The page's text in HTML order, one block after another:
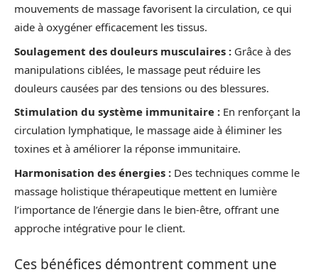
mouvements de massage favorisent la circulation, ce qui
aide à oxygéner efficacement les tissus.
Soulagement des douleurs musculaires : Grâce à des
manipulations ciblées, le massage peut réduire les
douleurs causées par des tensions ou des blessures.
Stimulation du système immunitaire : En renforçant la
circulation lymphatique, le massage aide à éliminer les
toxines et à améliorer la réponse immunitaire.
Harmonisation des énergies : Des techniques comme le
massage holistique thérapeutique mettent en lumière
l’importance de l’énergie dans le bien-être, offrant une
approche intégrative pour le client.
Ces bénéfices démontrent comment une